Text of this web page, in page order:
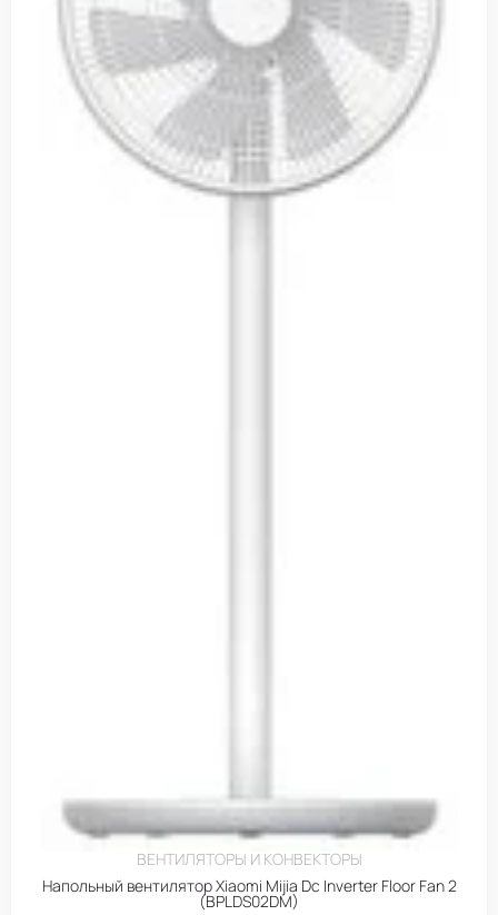
ВЕНТИЛЯТОРЫ И КОНВЕКТОРЫ
Напольный вентилятор Xiaomi Mijia Dc Inverter Floor Fan 2
(BPLDS02DM)